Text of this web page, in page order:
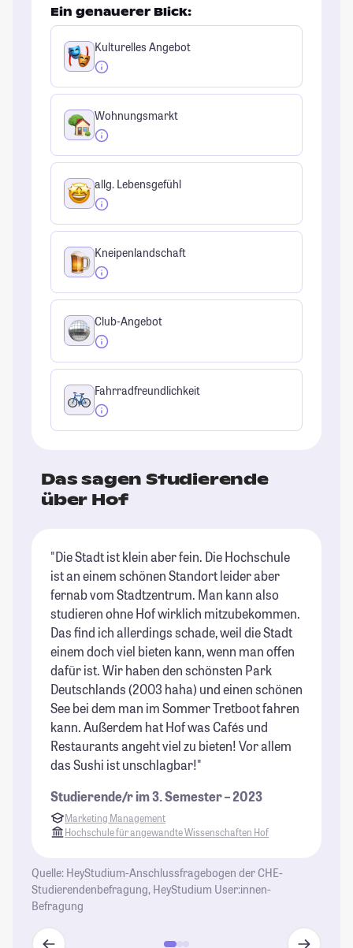
Ein genauerer Blick:
Kulturelles Angebot
Wohnungsmarkt
allg. Lebensgefühl
Kneipenlandschaft
Club-Angebot
Fahrradfreundlichkeit
Das sagen Studierende
über Hof
"Die Stadt ist klein aber fein. Die Hochschule
ist an einem schönen Standort leider aber
fernab vom Stadtzentrum. Man kann also
studieren ohne Hof wirklich mitzubekommen.
Das find ich allerdings schade, weil die Stadt
einem doch viel bieten kann, wenn man offen
dafür ist. Wir haben den schönsten Park
Deutschlands (2003 haha) und einen schönen
See bei dem man im Sommer Tretboot fahren
kann. Außerdem hat Hof was Cafés und
Restaurants angeht viel zu bieten! Vor allem
das Sushi ist unschlagbar!"
Studierende/r im 3. Semester – 2023
Marketing Management
Hochschule für angewandte Wissenschaften Hof
Quelle: HeyStudium-Anschlussfragebogen der CHE-
Studierendenbefragung, HeyStudium User:innen-
Befragung